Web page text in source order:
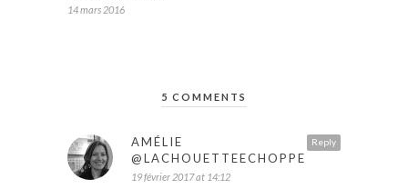
14 mars 2016
5 COMMENTS
Reply
AMÉLIE
@LACHOUETTEECHOPPE
19 février 2017 at 14:12